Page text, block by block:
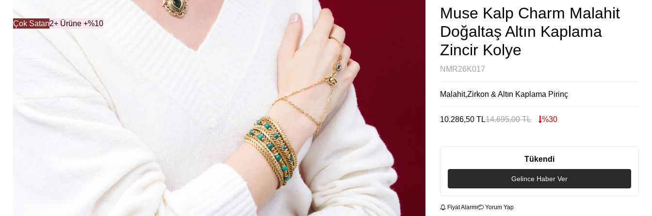
Çok Satan2+ Ürüne +%10
Muse Kalp Charm Malahit
Doğaltaş Altın Kaplama
Zincir Kolye
NMR26K017
Malahit,Zirkon & Altın Kaplama Pirinç
10.286,50 TL14.695,00TL %30
Tükendi
Gelince Haber Ver
Fiyat Alarmı Yorum Yap